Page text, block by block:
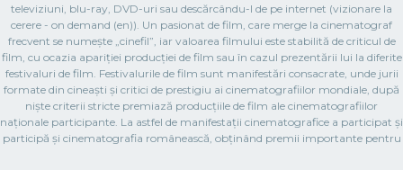
televiziuni, blu-ray, DVD-uri sau descărcându-l de pe internet (vizionare la
cerere - on demand (en)). Un pasionat de film, care merge la cinematograf
frecvent se numește „cinefil”, iar valoarea filmului este stabilită de criticul de
film, cu ocazia apariției producției de film sau în cazul prezentării lui la diferite
festivaluri de film. Festivalurile de film sunt manifestări consacrate, unde jurii
formate din cineaști și critici de prestigiu ai cinematografiilor mondiale, după
niște criterii stricte premiază producțiile de film ale cinematografiilor
naționale participante. La astfel de manifestații cinematografice a participat și
participă și cinematografia românească, obținând premii importante pentru